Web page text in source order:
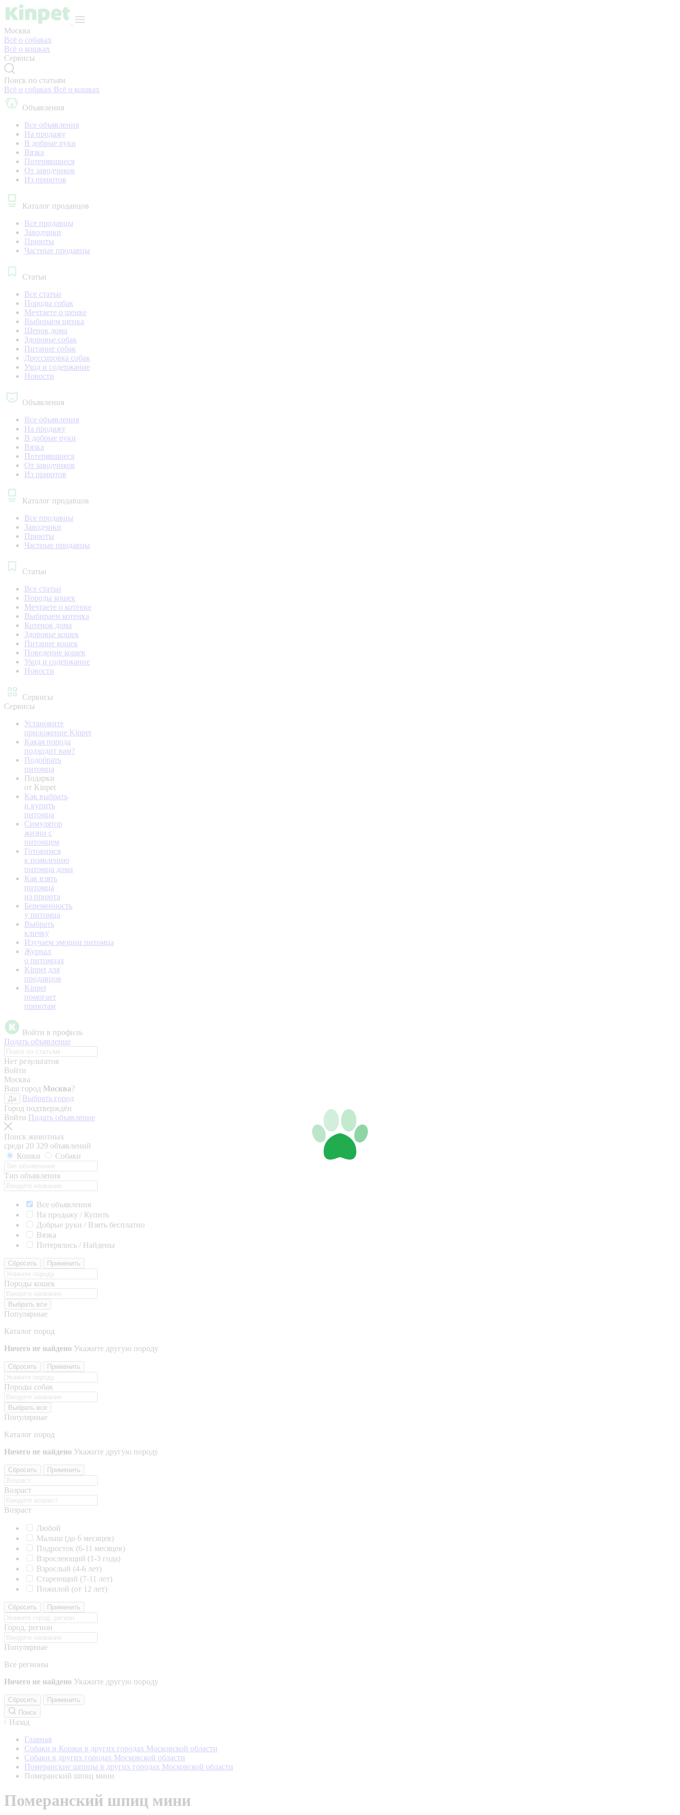
Москва
Всё о собаках
Всё о кошках
Сервисы
Поиск по статьям
Всё о собаках Всё о кошках
Объявления
Все объявления
На продажу
В добрые руки
Вязка
Потерявшиеся
От заводчиков
Из приютов
Каталог продавцов
Все продавцы
Заводчики
Приюты
Частные продавцы
Статьи
Все статьи
Породы собак
Мечтаете о щенке
Выбираем щенка
Щенок дома
Здоровье собак
Питание собак
Дрессировка собак
Уход и содержание
Новости
Объявления
Все объявления
На продажу
В добрые руки
Вязка
Потерявшиеся
От заводчиков
Из приютов
Каталог продавцов
Все продавцы
Заводчики
Приюты
Частные продавцы
Статьи
Все статьи
Породы кошек
Мечтаете о котенке
Выбираем котенка
Котенок дома
Здоровье кошек
Питание кошек
Поведение кошек
Уход и содержание
Новости
Сервисы
Сервисы
Установите
приложение Kinpet
Какая порода
подходит вам?
Подобрать
питомца
Подарки
от Kinpet
Как выбрать
и купить
питомца
Симулятор
жизни с
питомцем
Готовимся
к появлению
питомца дома
Как взять
питомца
из приюта
Беременность
у питомца
Выбрать
кличку
Изучаем эмоции питомца
Журнал
о питомцах
Kinpet для
продавцов
Kinpet
помогает
приютам
Войти в профиль
Подать объявление
Нет результатов
Войти
Москва
Ваш город Москва?
Да
Выбрать город
Город подтверждён
Войти Подать объявление
Поиск животных
среди 20 329 объявлений
Кошки
Собаки
Тип объявления
Все объявления
На продажу / Купить
Добрые руки / Взять бесплатно
Вязка
Потерялись / Найдены
Сбросить Применить
Породы кошек
Выбрать все
Популярные
Каталог пород
Ничего не найдено Укажите другую породу
Сбросить Применить
Породы собак
Выбрать все
Популярные
Каталог пород
Ничего не найдено Укажите другую породу
Сбросить Применить
Возраст
Возраст
Любой
Малыш (до 6 месяцев)
Подросток (6-11 месяцев)
Взрослеющий (1-3 года)
Взрослый (4-6 лет)
Стареющий (7-11 лет)
Пожилой (от 12 лет)
Сбросить Применить
Город, регион
Популярные
Все регионы
Ничего не найдено Укажите другую породу
Сбросить
Применить
Поиск
Назад
Главная
Собаки и Кошки в других городах Московской области
Собаки в других городах Московской области
Померанские шпицы в других городах Московской области
Померанский шпиц мини
Померанский шпиц мини